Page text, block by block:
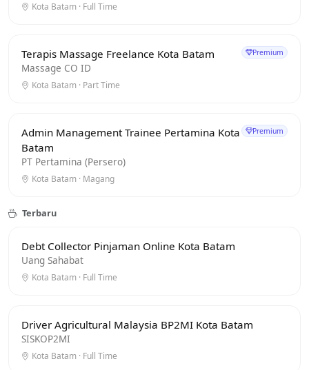
Kota Batam · Full Time
Terapis Massage Freelance Kota Batam
Massage CO ID
Premium
Kota Batam · Part Time
Admin Management Trainee Pertamina Kota
Batam
PT Pertamina (Persero)
Premium
Kota Batam · Magang
Terbaru
Debt Collector Pinjaman Online Kota Batam
Uang Sahabat
Kota Batam · Full Time
Driver Agricultural Malaysia BP2MI Kota Batam
SISKOP2MI
Kota Batam · Full Time